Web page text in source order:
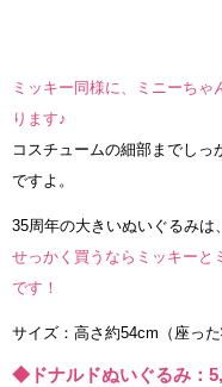
ミッキー同様に、ミニーち
ります♪
コスチュームの細部までし
ですよ。
35周年の大きいぬいぐるみは
せっかく買うならミッキーと
です！
サイズ：高さ約54cm（座った
◆ドナルドぬいぐるみ：